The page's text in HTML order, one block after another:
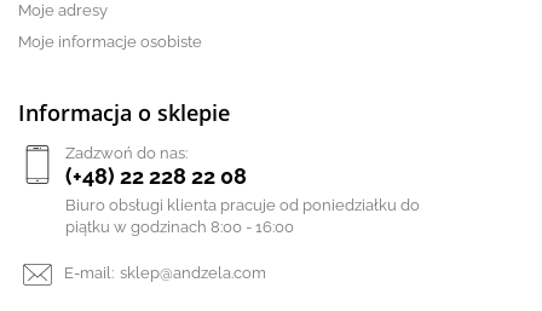
Moje adresy
Moje informacje osobiste
Informacja o sklepie
Zadzwoń do nas:
(+48) 22 228 22 08
Biuro obsługi klienta pracuje od poniedziałku do
piątku w godzinach 8:00 - 16:00
E-mail: sklep@andzela.com